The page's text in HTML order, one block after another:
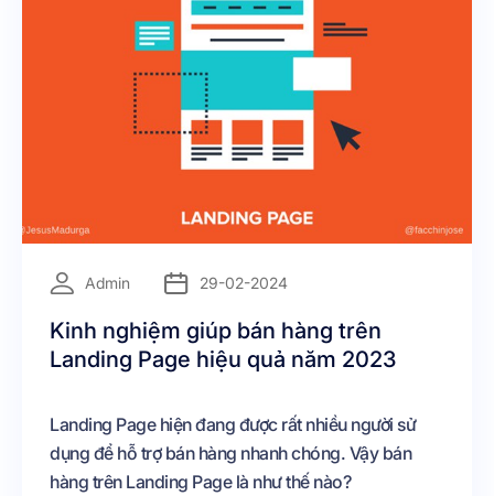
Admin 29-02-2024
Kinh nghiệm giúp bán hàng trên
Landing Page hiệu quả năm 2023
Landing Page hiện đang được rất nhiều người sử
dụng để hỗ trợ bán hàng nhanh chóng. Vậy bán
hàng trên Landing Page là như thế nào?